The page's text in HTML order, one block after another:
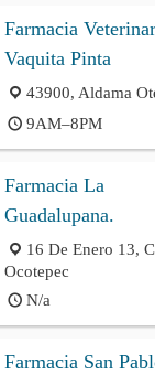
Farmacia
Vaquita Pinta
43900, Aldama
9AM–8PM
Farmacia La
Guadalupana.
16 De Enero 13,
Ocotepec
N/a
Farmacia San